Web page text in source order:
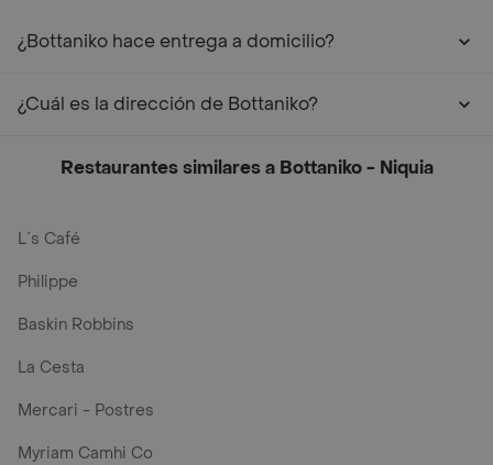
¿Bottaniko hace entrega a domicilio?
¿Cuál es la dirección de Bottaniko?
Restaurantes similares a Bottaniko - Niquia
L´s Café
Philippe
Baskin Robbins
La Cesta
Mercari - Postres
Myriam Camhi Co